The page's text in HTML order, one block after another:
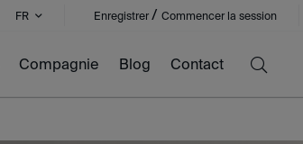
FR Enregistrer / Commencer la session
Compagnie Blog Contact